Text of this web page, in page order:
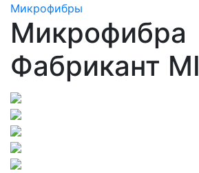
Микрофибры
Микрофибра
Фабрикант MI